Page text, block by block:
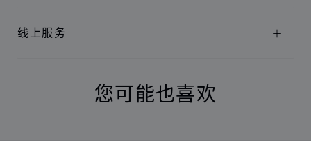
线上服务
您可能也喜欢